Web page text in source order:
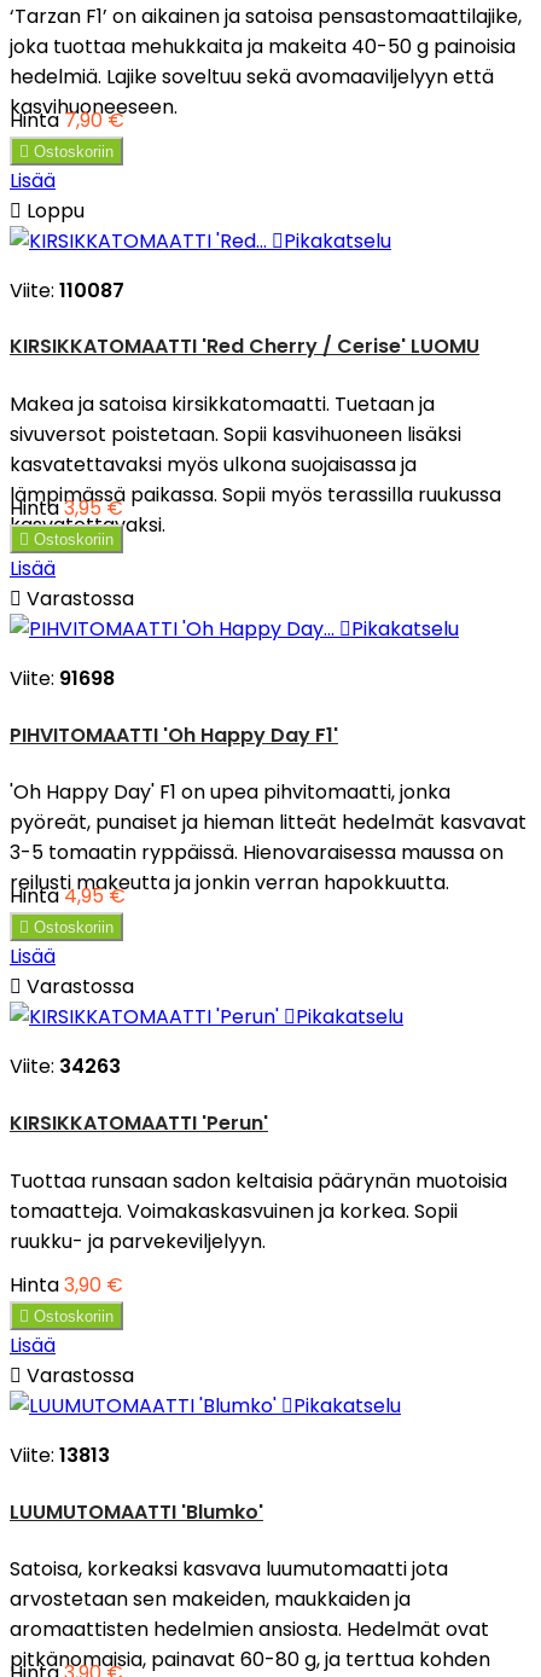
‘Tarzan F1’ on aikainen ja satoisa pensastomaattilajike,
joka tuottaa mehukkaita ja makeita 40-50 g painoisia
hedelmiä. Lajike soveltuu sekä avomaaviljelyyn että
kasvihuoneeseen.
Hinta 7,90 €
 Ostoskoriin
Lisää
 Loppu
Pikakatselu
Viite: 110087
KIRSIKKATOMAATTI 'Red Cherry / Cerise' LUOMU
Makea ja satoisa kirsikkatomaatti. Tuetaan ja
sivuversot poistetaan. Sopii kasvihuoneen lisäksi
kasvatettavaksi myös ulkona suojaisassa ja
lämpimässä paikassa. Sopii myös terassilla ruukussa
kasvatettavaksi.
Hinta3,95 €
 Ostoskoriin
Lisää
 Varastossa
Pikakatselu
Viite: 91698
PIHVITOMAATTI 'Oh Happy Day F1'
'Oh Happy Day' F1 on upea pihvitomaatti, jonka
pyöreät, punaiset ja hieman litteät hedelmät kasvavat
3-5 tomaatin ryppäissä. Hienovaraisessa maussa on
reilusti makeutta ja jonkin verran hapokkuutta.
Hinta4,95 €
 Ostoskoriin
Lisää
 Varastossa
Pikakatselu
Viite: 34263
KIRSIKKATOMAATTI 'Perun'
Tuottaa runsaan sadon keltaisia päärynän muotoisia
tomaatteja. Voimakaskasvuinen ja korkea. Sopii
ruukku- ja parvekeviljelyyn.
Hinta3,90 €
 Ostoskoriin
Lisää
 Varastossa
Pikakatselu
Viite: 13813
LUUMUTOMAATTI 'Blumko'
Satoisa, korkeaksi kasvava luumutomaatti jota
arvostetaan sen makeiden, maukkaiden ja
aromaattisten hedelmien ansiosta. Hedelmät ovat
pitkänomaisia, painavat 60-80 g, ja terttua kohden